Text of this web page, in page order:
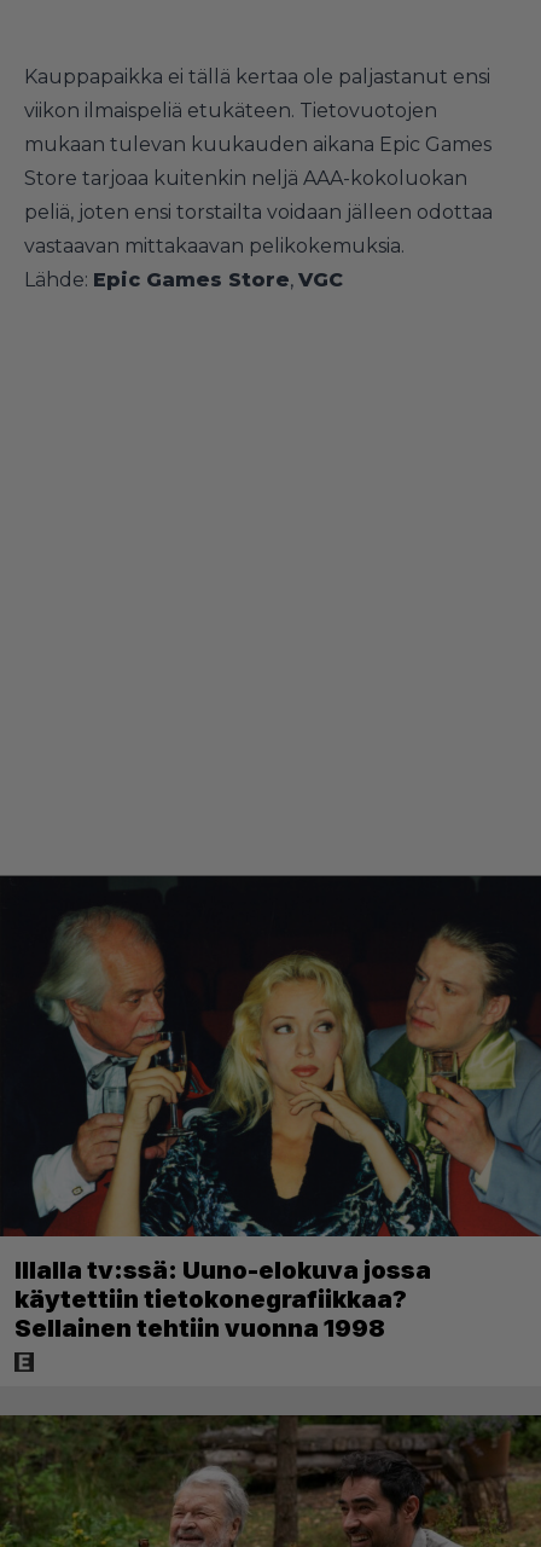
Kauppapaikka ei tällä kertaa ole paljastanut ensi
viikon ilmaispeliä etukäteen. Tietovuotojen
mukaan tulevan kuukauden aikana Epic Games
Store tarjoaa kuitenkin neljä AAA-kokoluokan
peliä, joten ensi torstailta voidaan jälleen odottaa
vastaavan mittakaavan pelikokemuksia.
Lähde: Epic Games Store, VGC
Illalla tv:ssä: Uuno-elokuva jossa
käytettiin tietokonegrafiikkaa?
Sellainen tehtiin vuonna 1998